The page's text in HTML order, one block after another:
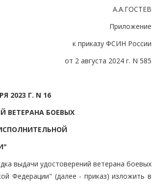
А.А.ГОСТЕВ
Приложение
к приказу ФСИН России
от 2 августа 2024 г. N 585
2023 Г. N 16
ВЕТЕРАНА БОЕВЫХ
выдачи удостоверений ветерана боевых
Федерации" (далее - приказ) изложить в